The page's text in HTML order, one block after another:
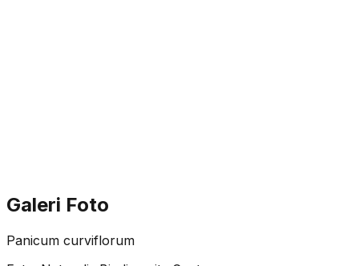
Galeri Foto
Panicum curviflorum